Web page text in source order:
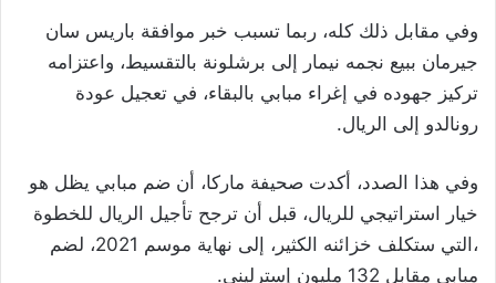
وفي مقابل ذلك كله، ربما تسبب خبر موافقة باريس سان
جيرمان ببيع نجمه نيمار إلى برشلونة بالتقسيط، واعتزامه
تركيز جهوده في إغراء مبابي بالبقاء، في تعجيل عودة
رونالدو إلى الريال.
وفي هذا الصدد، أكدت صحيفة ماركا، أن ضم مبابي يظل هو
خيار استراتيجي للريال، قبل أن ترجح تأجيل الريال للخطوة
،التي ستكلف خزائنه الكثير، إلى نهاية موسم 2021، لضم
مبابي مقابل 132 مليون إسترليني.